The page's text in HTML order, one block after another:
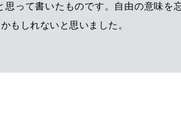
って書いたものです。自由の意味を
もしれないと思いました。